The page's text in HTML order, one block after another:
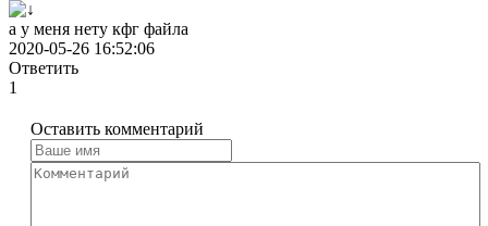
а у меня нету кфг файла
2020-05-26 16:52:06
Ответить
1
Оставить комментарий